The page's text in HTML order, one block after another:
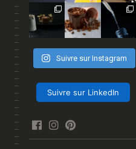
Suivre sur Instagram
Suivre sur LinkedIn
facebookInstagram